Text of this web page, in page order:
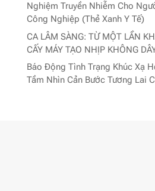
Nghiệm Truyền Nhiễm Cho
Công Nghiệp (Thẻ Xanh Y Tế)
CA LÂM SÀNG: TỪ MỘT LẦN
CẤY MÁY TẠO NHỊP KHÔNG
Báo Động Tình Trạng Khúc Xạ
Tầm Nhìn Cản Bước Tương Lai